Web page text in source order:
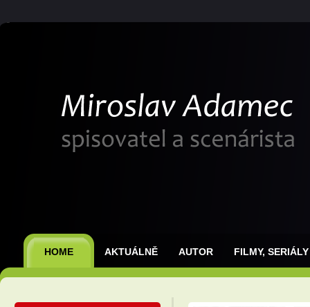
HOME AKTUÁLNĚ AUTOR FILMY,